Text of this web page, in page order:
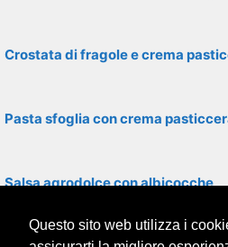
Crostata di fragole e crema
Pasta sfoglia con crema
Salsa agrodolce con albicocche
Questo sito web utilizza i